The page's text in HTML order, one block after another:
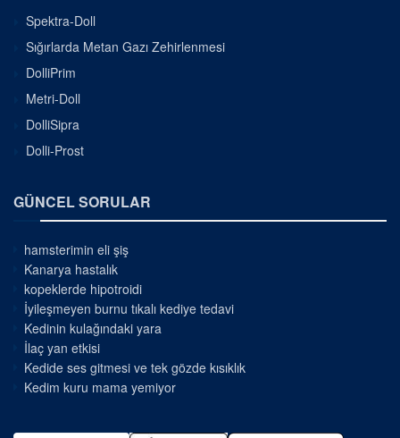
Spektra-Doll
Sığırlarda Metan Gazı Zehirlenmesi
DolliPrim
Metri-Doll
DolliSipra
Dolli-Prost
GÜNCEL SORULAR
hamsterimin eli şiş
Kanarya hastalık
kopeklerde hipotroidi
İyileşmeyen burnu tıkalı kediye tedavi
Kedinin kulağındaki yara
İlaç yan etkisi
Kedide ses gitmesi ve tek gözde kısıklık
Kedim kuru mama yemiyor